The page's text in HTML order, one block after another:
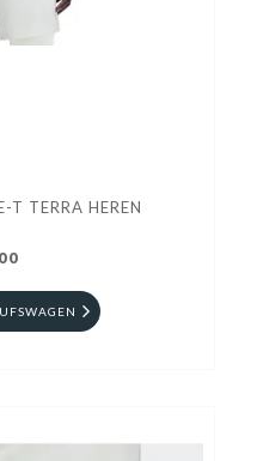
T TERRA HEREN